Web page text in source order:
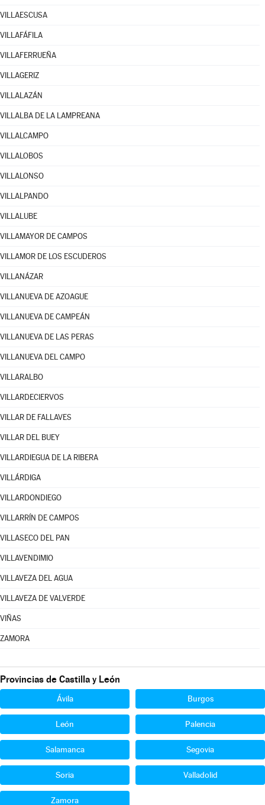
VILLAESCUSA
VILLAFÁFILA
VILLAFERRUEÑA
VILLAGERIZ
VILLALAZÁN
VILLALBA DE LA LAMPREANA
VILLALCAMPO
VILLALOBOS
VILLALONSO
VILLALPANDO
VILLALUBE
VILLAMAYOR DE CAMPOS
VILLAMOR DE LOS ESCUDEROS
VILLANÁZAR
VILLANUEVA DE AZOAGUE
VILLANUEVA DE CAMPEÁN
VILLANUEVA DE LAS PERAS
VILLANUEVA DEL CAMPO
VILLARALBO
VILLARDECIERVOS
VILLAR DE FALLAVES
VILLAR DEL BUEY
VILLARDIEGUA DE LA RIBERA
VILLÁRDIGA
VILLARDONDIEGO
VILLARRÍN DE CAMPOS
VILLASECO DEL PAN
VILLAVENDIMIO
VILLAVEZA DEL AGUA
VILLAVEZA DE VALVERDE
VIÑAS
ZAMORA
Provincias de Castilla y León
Ávila Burgos
León Palencia
Salamanca Segovia
Soria Valladolid
Zamora